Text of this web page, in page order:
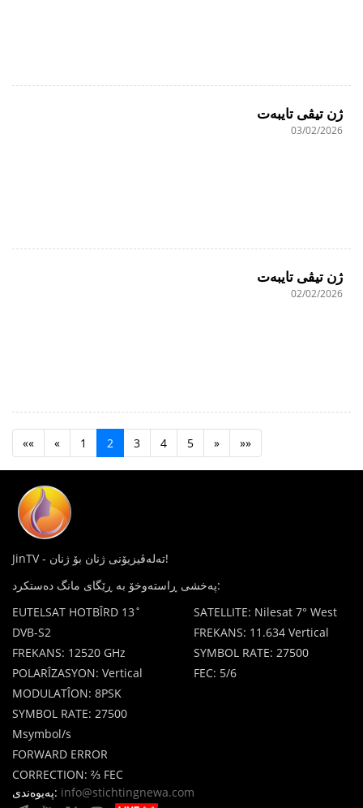
ژن تیڤی تایبەت
03/02/2026
ژن تیڤی تایبەت
02/02/2026
«« « 1 2 3 4 5 » »»
JinTV - تەلەڤیزیۆنی ژنان بۆ ژنان!
پەخشی ڕاستەوخۆ بە ڕێگای مانگ دەستکرد:
SATELLITE: Nilesat 7° West
FREKANS: 11.634 Vertical
SYMBOL RATE: 27500
FEC: 5/6
EUTELSAT HOTBÎRD 13˚
DVB-S2
FREKANS: 12520 GHz
POLARÎZASYON: Vertical
MODULATÎON: 8PSK
SYMBOL RATE: 27500
Msymbol/s
FORWARD ERROR
CORRECTION: ⅔ FEC
پەیوەندی: info@stichtingnewa.com